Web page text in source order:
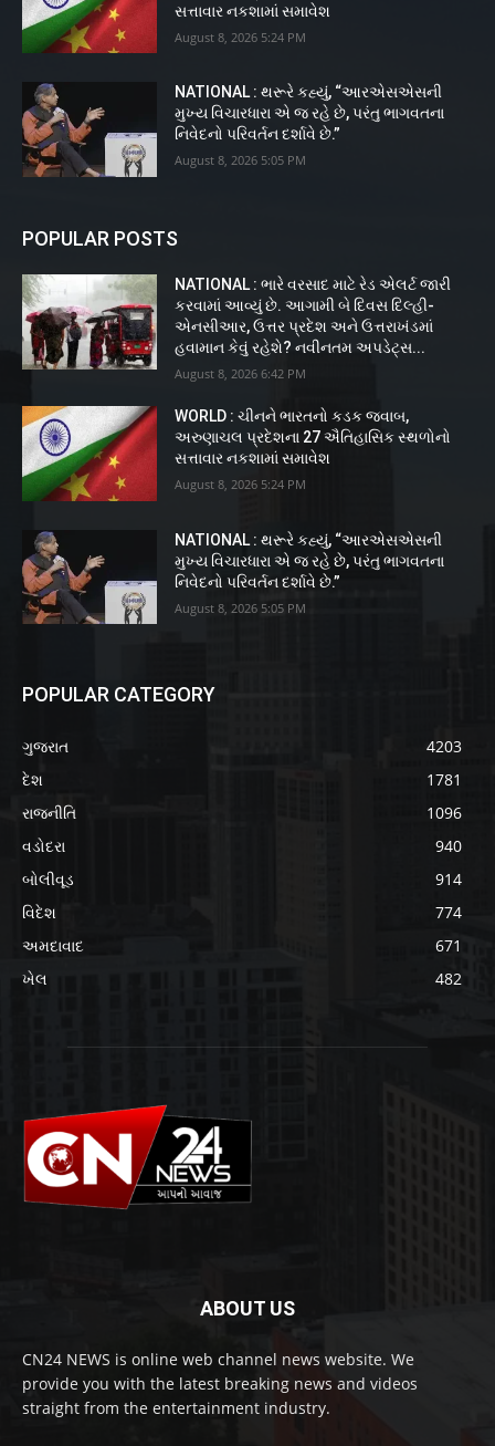
સત્તાવાર નકશામાં સમાવેશ
August 8, 2026 5:24 PM
NATIONAL : થરૂરે કહ્યું, “આરએસએસની
મુખ્ય વિચારધારા એ જ રહે છે, પરંતુ ભાગવતના
નિવેદનો પરિવર્તન દર્શાવે છે.”
August 8, 2026 5:05 PM
POPULAR POSTS
NATIONAL : ભારે વરસાદ માટે રેડ એલર્ટ જારી
કરવામાં આવ્યું છે. આગામી બે દિવસ દિલ્હી-
એનસીઆર, ઉત્તર પ્રદેશ અને ઉત્તરાખંડમાં
હવામાન કેવું રહેશે? નવીનતમ અપડેટ્સ...
August 8, 2026 6:42 PM
WORLD : ચીનને ભારતનો કડક જવાબ,
અરુણાચલ પ્રદેશના 27 ઐતિહાસિક સ્થળોનો
સત્તાવાર નકશામાં સમાવેશ
August 8, 2026 5:24 PM
NATIONAL : થરૂરે કહ્યું, “આરએસએસની
મુખ્ય વિચારધારા એ જ રહે છે, પરંતુ ભાગવતના
નિવેદનો પરિવર્તન દર્શાવે છે.”
August 8, 2026 5:05 PM
POPULAR CATEGORY
ગુજરાત
4203
દેશ
1781
રાજનીતિ
1096
વડોદરા
940
બોલીવૂડ
914
વિદેશ
774
અમદાવાદ
671
ખેલ
482
ABOUT US
CN24 NEWS is online web channel news website. We
provide you with the latest breaking news and videos
straight from the entertainment industry.